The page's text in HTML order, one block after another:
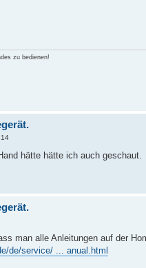
zu bedienen!
hätte hätte ich auch geschaut.
man alle Anleitungen auf der
de/service/ ... anual.html